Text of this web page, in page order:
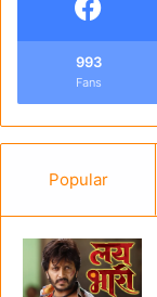
993
Fans
Popular